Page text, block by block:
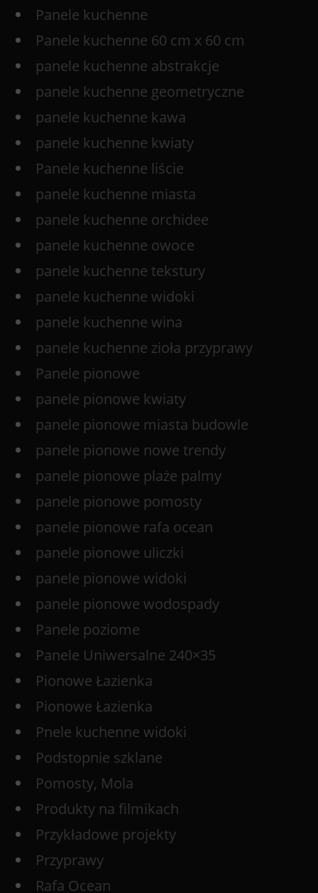
Panele kuchenne
Panele kuchenne 60 cm x 60 cm
panele kuchenne abstrakcje
panele kuchenne geometryczne
panele kuchenne kawa
panele kuchenne kwiaty
Panele kuchenne liście
panele kuchenne miasta
panele kuchenne orchidee
panele kuchenne owoce
panele kuchenne tekstury
panele kuchenne widoki
panele kuchenne wina
panele kuchenne zioła przyprawy
Panele pionowe
panele pionowe kwiaty
panele pionowe miasta budowle
panele pionowe nowe trendy
panele pionowe plaże palmy
panele pionowe pomosty
panele pionowe rafa ocean
panele pionowe uliczki
panele pionowe widoki
panele pionowe wodospady
Panele poziome
Panele Uniwersalne 240×35
Pionowe Łazienka
Pionowe Łazienka
Pnele kuchenne widoki
Podstopnie szklane
Pomosty, Mola
Produkty na filmikach
Przykładowe projekty
Przyprawy
Rafa Ocean